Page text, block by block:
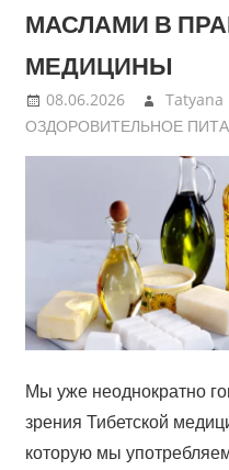
МАСЛАМИ В
МЕДИЦИНЫ
08.06.2026 Tatyana
ОЗДОРОВИТЕЛЬНОЕ
Мы уже неоднократно
зрения Тибетской
которую мы